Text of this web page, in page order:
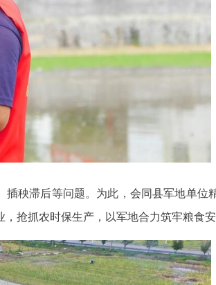
秧滞后等问题。为此，会同县军地单位
抢抓农时保生产，以军地合力筑牢粮食安